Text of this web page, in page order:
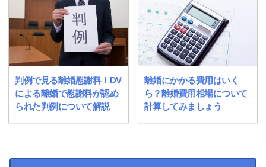
判例で見る離婚慰謝料！DV
による離婚で慰謝料が認め
られた判例について解説
離婚にかかる費用はいく
ら？離婚費用相場について
計算してみましょう